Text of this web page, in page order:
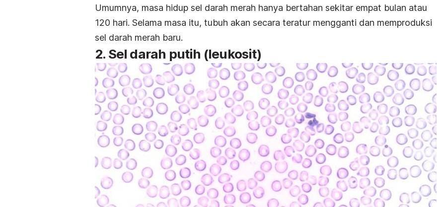
Umumnya, masa hidup sel darah merah hanya bertahan sekitar empat bulan atau
120 hari. Selama masa itu, tubuh akan secara teratur mengganti dan memproduksi
sel darah merah baru.
2. Sel darah putih (leukosit)